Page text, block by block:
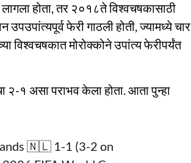
होता, तर २०१८ते विश्वचषकासाठी
फेरी गाठली होती, ज्यामध्ये चार
विश्वचषकात मोरोक्कोने उपांत्य फेरीपर्यंत
२-१ असा पराभव केला होता. आता पुन्हा
🇳🇱 1-1 (3-2 on